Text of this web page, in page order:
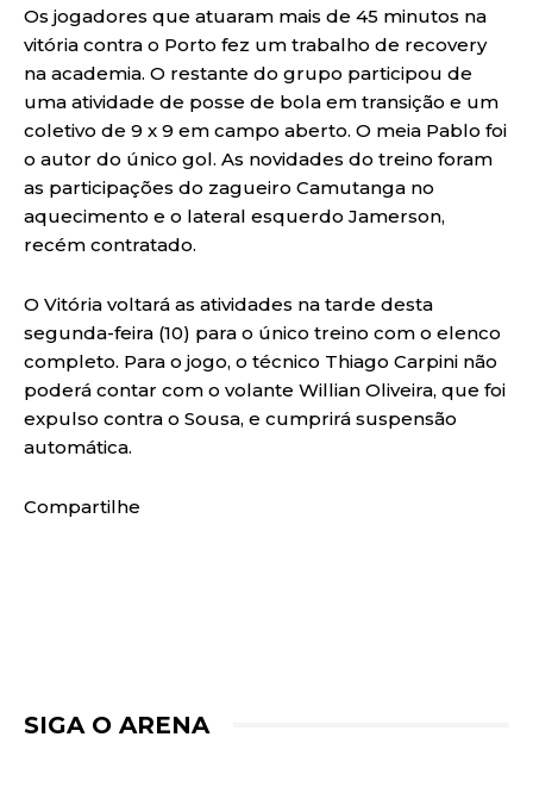
Os jogadores que atuaram mais de 45 minutos na
vitória contra o Porto fez um trabalho de recovery
na academia. O restante do grupo participou de
uma atividade de posse de bola em transição e um
coletivo de 9 x 9 em campo aberto. O meia Pablo foi
o autor do único gol. As novidades do treino foram
as participações do zagueiro Camutanga no
aquecimento e o lateral esquerdo Jamerson,
recém contratado.
O Vitória voltará as atividades na tarde desta
segunda-feira (10) para o único treino com o elenco
completo. Para o jogo, o técnico Thiago Carpini não
poderá contar com o volante Willian Oliveira, que foi
expulso contra o Sousa, e cumprirá suspensão
automática.
Compartilhe
SIGA O ARENA